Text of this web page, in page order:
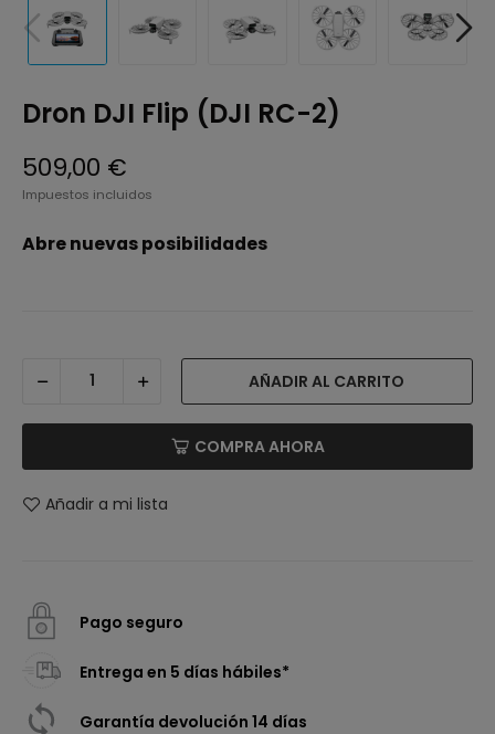
Dron DJI Flip (DJI RC-2)
509,00 €
Impuestos incluidos
Abre nuevas posibilidades
AÑADIR AL CARRITO
COMPRA AHORA
Añadir a mi lista
Pago seguro
Entrega en 5 días hábiles*
Garantía devolución 14 días